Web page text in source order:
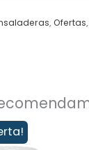
,Ofertas,